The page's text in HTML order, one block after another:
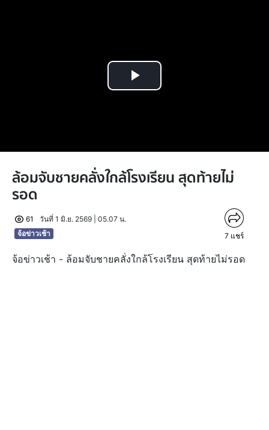
Play
ล้อมจับชายคลั่งใกล้โรงเรียน สุดท้ายไม่
รอด
61
วันที่ 1 มิ.ย. 2569 | 05.07 น.
จ้อข่าวเช้า
7 แชร์
จ้อข่าวเช้า - ล้อมจับชายคลั่งใกล้โรงเรียน สุดท้ายไม่รอด